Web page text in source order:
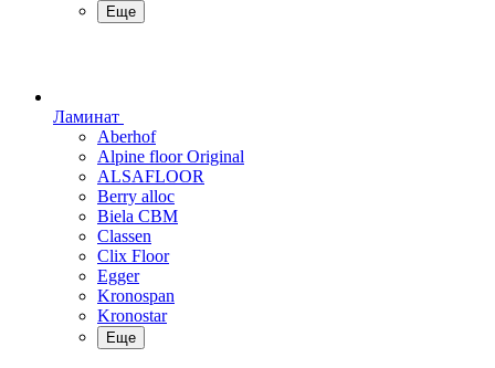
Еще
Ламинат
Aberhof
Alpine floor Original
ALSAFLOOR
Berry alloc
Biela CBM
Classen
Clix Floor
Egger
Kronospan
Kronostar
Еще